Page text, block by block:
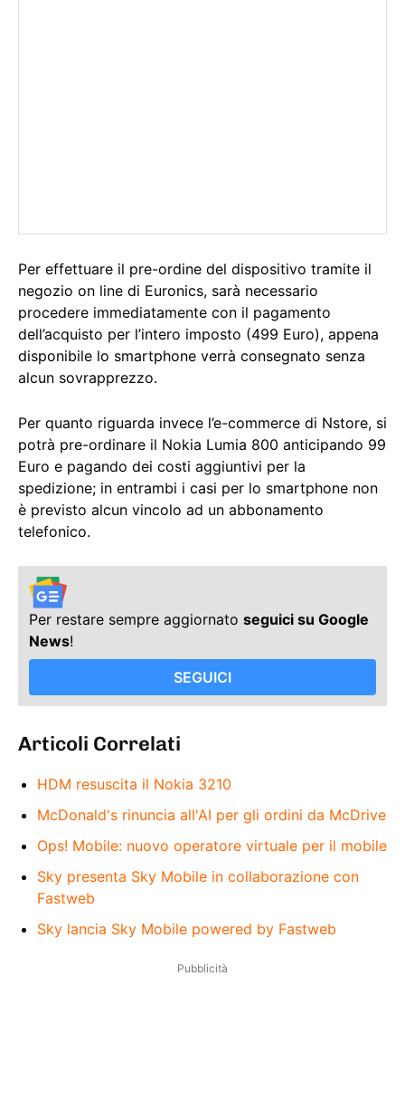
Per effettuare il pre-ordine del dispositivo tramite il
negozio on line di Euronics, sarà necessario
procedere immediatamente con il pagamento
dell’acquisto per l’intero imposto (499 Euro), appena
disponibile lo smartphone verrà consegnato senza
alcun sovrapprezzo.
Per quanto riguarda invece l’e-commerce di Nstore, si
potrà pre-ordinare il Nokia Lumia 800 anticipando 99
Euro e pagando dei costi aggiuntivi per la
spedizione; in entrambi i casi per lo smartphone non
è previsto alcun vincolo ad un abbonamento
telefonico.
Per restare sempre aggiornato seguici su Google
News!
SEGUICI
Articoli Correlati
HDM resuscita il Nokia 3210
McDonald's rinuncia all'AI per gli ordini da McDrive
Ops! Mobile: nuovo operatore virtuale per il mobile
Sky presenta Sky Mobile in collaborazione con
Fastweb
Sky lancia Sky Mobile powered by Fastweb
Pubblicità